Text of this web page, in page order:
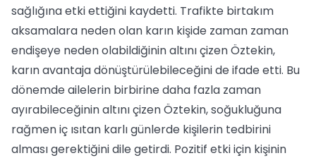
sağlığına etki ettiğini kaydetti. Trafikte birtakım
aksamalara neden olan karın kişide zaman zaman
endişeye neden olabildiğinin altını çizen Öztekin,
karın avantaja dönüştürülebileceğini de ifade etti. Bu
dönemde ailelerin birbirine daha fazla zaman
ayırabileceğinin altını çizen Öztekin, soğukluğuna
rağmen iç ısıtan karlı günlerde kişilerin tedbirini
alması gerektiğini dile getirdi. Pozitif etki için kişinin